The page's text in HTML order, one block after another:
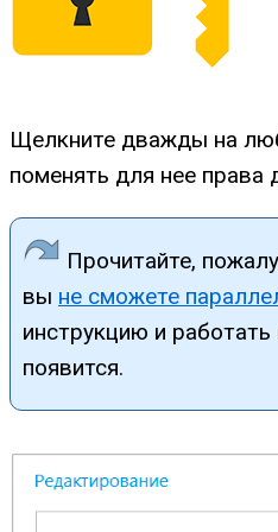
Щелкните дважды на
поменять для нее права
Прочитайте,
вы не сможете
инструкцию и
появится.